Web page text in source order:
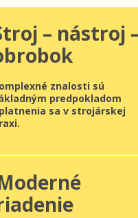
– nástroj
znalosti sú
predpokladom
sa v strojárskej